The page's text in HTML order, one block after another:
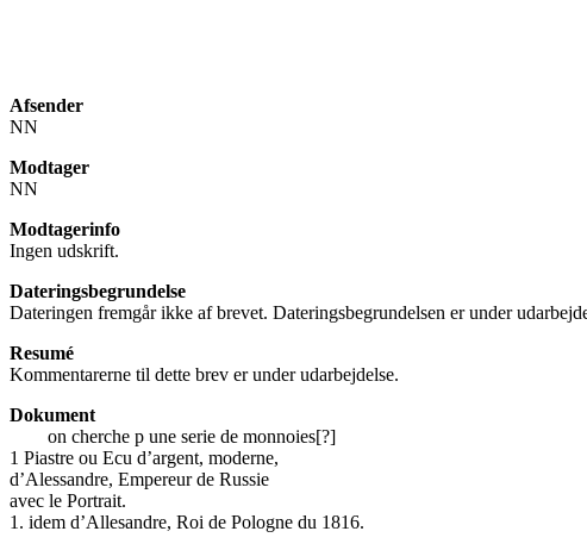
Afsender
NN
Modtager
NN
Modtagerinfo
Ingen udskrift.
Dateringsbegrundelse
Dateringen fremgår ikke af brevet. Dateringsbegrundelsen er under
Resumé
Kommentarerne til dette brev er under udarbejdelse.
Dokument
on cherche p une serie de monnoies[?]
1 Piastre ou Ecu d’argent, moderne,
d’Alessandre, Empereur de Russie
avec le Portrait.
1. idem d’Allesandre, Roi de Pologne du 1816.